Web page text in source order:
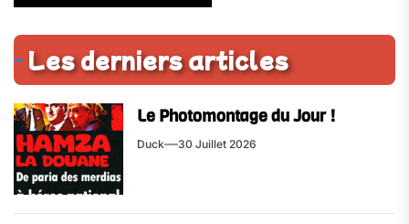
Les derniers articles
Le Photomontage du Jour !
Duck 30 Juillet 2026